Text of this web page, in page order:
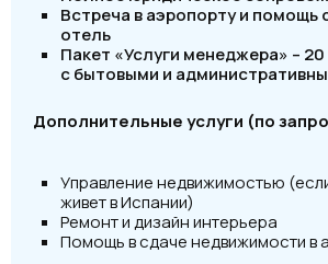
Встреча в аэропорту и помощь
отель
Пакет «Услуги менеджера» –
с бытовыми и
Дополнительные услуги (по
Управление недвижимостью
живет в Испании)
Ремонт и дизайн интерьера
Помощь в сдаче недвижимости в